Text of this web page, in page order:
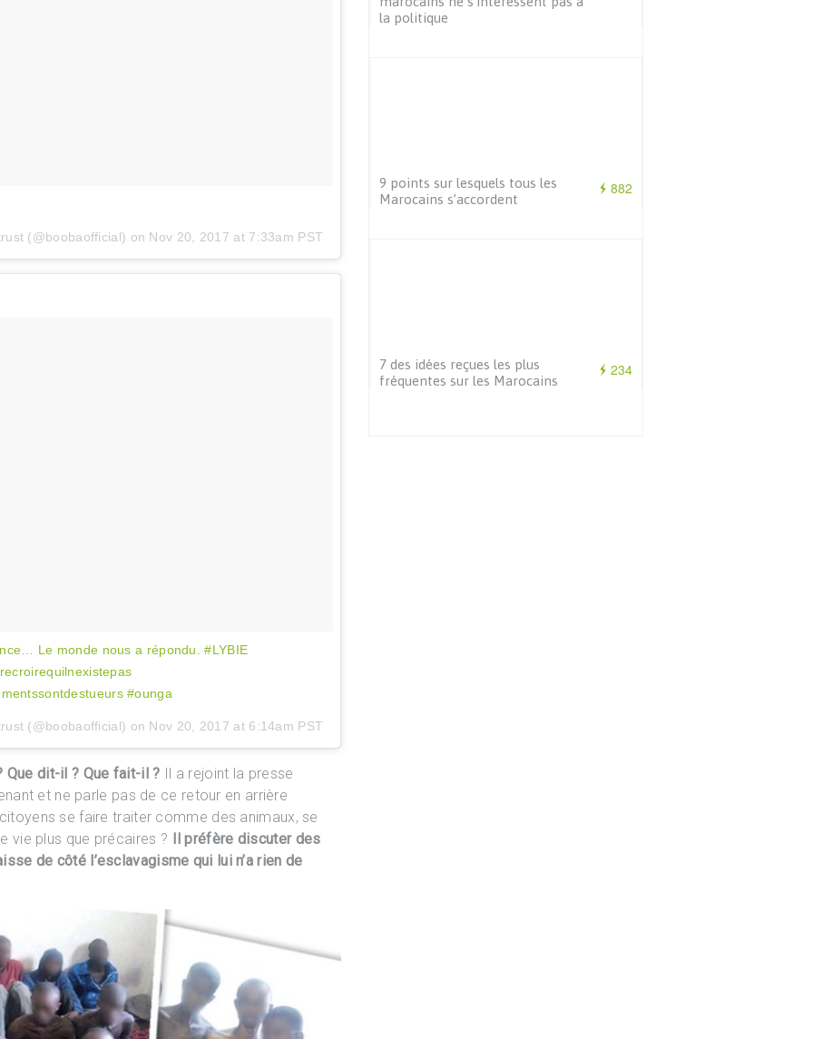
(@boobaofficial) on Nov 20, 2017 at 7:33am PST
Le monde nous a répondu. #LYBIE
#ounga
(@boobaofficial) on Nov 20, 2017 at 6:14am PST
Que dit-il ? Que fait-il ? Il a rejoint la presse
et ne parle pas de ce retour en arrière
se faire traiter comme des animaux, se
vie plus que précaires ? Il préfère discuter des
de côté l’esclavagisme qui lui n’a rien de
la politique
882
9 points sur lesquels tous les
Marocains s’accordent
234
7 des idées reçues les plus
fréquentes sur les Marocains